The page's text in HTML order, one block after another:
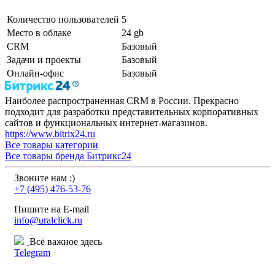
Количество пользователей 5
Место в облаке
24 gb
CRM
Базовый
Задачи и проекты
Базовый
Онлайн-офис
Базовый
Наиболее распространенная CRM в России. Прекрасно
подходит для разработки представительных корпоративных
сайтов и функциональных интернет-магазинов.
https://www.bitrix24.ru
Все товары категории
Все товары бренда Битрикс24
Звоните нам :)
+7 (495) 476-53-76
Пишите на E-mail
info@uralclick.ru
Всё важное здесь
Telegram